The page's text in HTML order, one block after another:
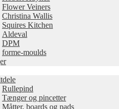
Flower Veiners
Christina Wallis
Squires Kitchen
Aldeval
DPM
forme-moulds
Rullepind
Tænger og pincetter
Måtter, boards og pads